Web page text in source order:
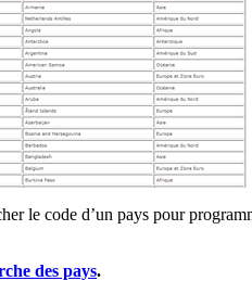
le code d’un pays pour
des pays.